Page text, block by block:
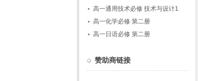
高一通用技术必修 技术与设计1
高一化学必修 第二册
高一日语必修 第二册
赞助商链接